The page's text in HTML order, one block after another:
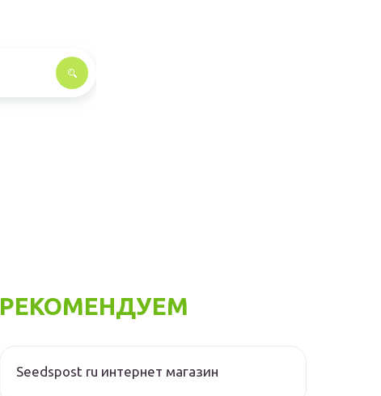
РЕКОМЕНДУЕМ
Seedspost ru интернет магазин